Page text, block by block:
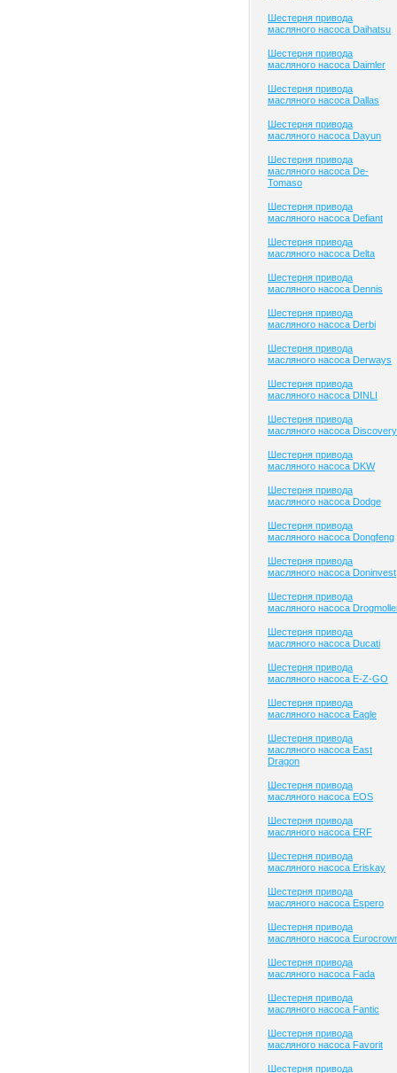
Шестерня привода
масляного насоса Daihatsu
Шестерня привода
масляного насоса Daimler
Шестерня привода
масляного насоса Dallas
Шестерня привода
масляного насоса Dayun
Шестерня привода
масляного насоса De-
Tomaso
Шестерня привода
масляного насоса Defiant
Шестерня привода
масляного насоса Delta
Шестерня привода
масляного насоса Dennis
Шестерня привода
масляного насоса Derbi
Шестерня привода
масляного насоса Derways
Шестерня привода
масляного насоса DINLI
Шестерня привода
масляного насоса Discovery
Шестерня привода
масляного насоса DKW
Шестерня привода
масляного насоса Dodge
Шестерня привода
масляного насоса Dongfeng
Шестерня привода
масляного насоса Doninvest
Шестерня привода
масляного насоса
Шестерня привода
масляного насоса Ducati
Шестерня привода
масляного насоса E-Z-GO
Шестерня привода
масляного насоса Eagle
Шестерня привода
масляного насоса East
Dragon
Шестерня привода
масляного насоса EOS
Шестерня привода
масляного насоса ERF
Шестерня привода
масляного насоса Eriskay
Шестерня привода
масляного насоса Espero
Шестерня привода
масляного насоса
Шестерня привода
масляного насоса Fada
Шестерня привода
масляного насоса Fantic
Шестерня привода
масляного насоса Favorit
Шестерня привода